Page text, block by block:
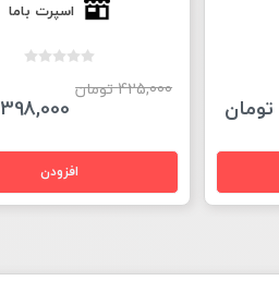
اسپرت باما
425,000 تومان
398,000 تومان